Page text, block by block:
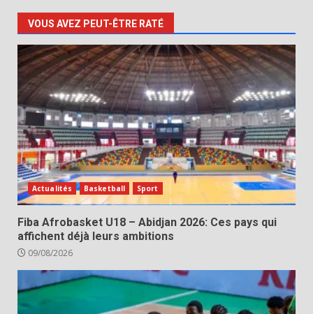
VOUS AVEZ PEUT-ÊTRE RATÉ
Actualités Basketball Sport
Fiba Afrobasket U18 – Abidjan 2026: Ces pays qui
affichent déjà leurs ambitions
09/08/2026